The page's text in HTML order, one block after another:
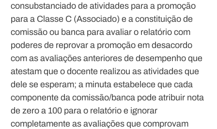
consubstanciado de atividades para a promoção
para a Classe C (Associado) e a constituição de
comissão ou banca para avaliar o relatório com
poderes de reprovar a promoção em desacordo
com as avaliações anteriores de desempenho que
atestam que o docente realizou as atividades que
dele se esperam; a minuta estabelece que cada
componente da comissão/banca pode atribuir nota
de zero a 100 para o relatório e ignorar
completamente as avaliações que comprovam